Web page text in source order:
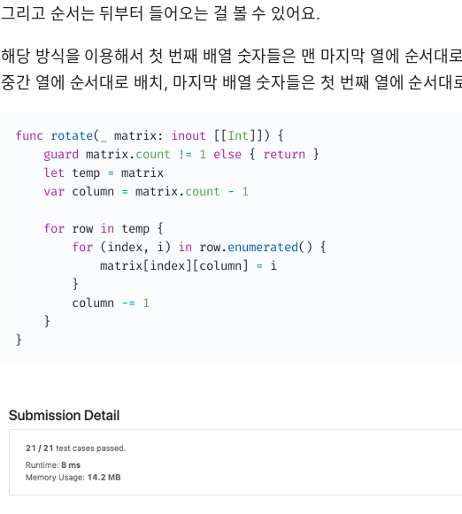
그리고 순서는 뒤부터 들어오는 걸 볼 수 있어요.
해당 방식을 이용해서 첫 번째 배열 숫자들은 맨 마지막 열에 순서대
중간 열에 순서대로 배치, 마지막 배열 숫자들은 첫 번째 열에 순서대
func rotate( matrix: inout [ [Int] ] ) {
guard matrix.count != 1 else { return
}
let temp = matrix
var column = matrix.count - 1
for row in temp {
for (index, i) in row.enumerated( ) {
            matrix
[index] [column] = i
}
        column
-= 1
}
}